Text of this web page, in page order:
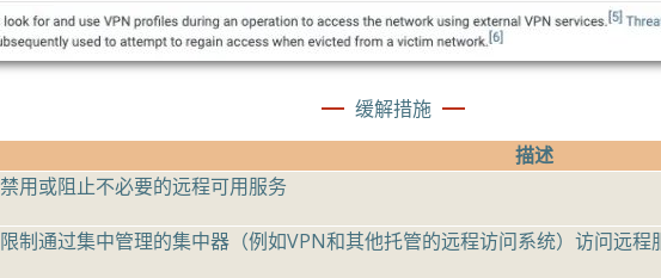
缓解措施
描述
禁用或阻止不必要的远程可用服务
限制通过集中管理的集中器（例如VPN和其他托管的远程访问系统）访问远程